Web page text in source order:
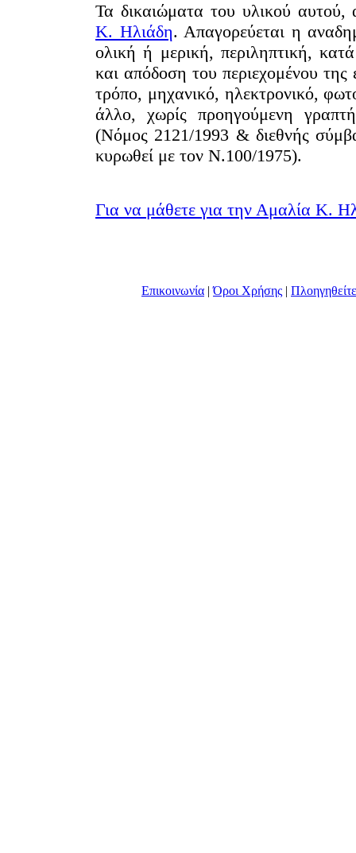
Τα δικαιώματα του υλικού
Κ. Ηλιάδη. Απαγορεύεται η
ολική ή μερική, περιληπτική,
και απόδοση του περιεχομένου της
τρόπο, μηχανικό, ηλεκτρονικό,
άλλο, χωρίς προηγούμενη
(Νόμος 2121/1993 & διεθνής
κυρωθεί με τον Ν.100/1975).
Για να μάθετε για την Αμαλία Κ.
Επικοινωνί |Όροι Χρήσης | Πλοηγηθείτε